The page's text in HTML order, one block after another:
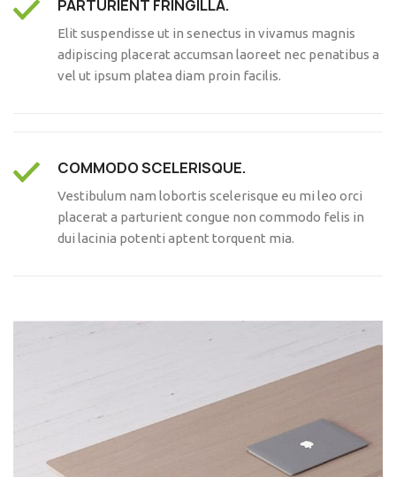
PARTURIENT FRINGILLA.
Elit suspendisse ut in senectus in vivamus magnis
adipiscing placerat accumsan laoreet nec penatibus a
vel ut ipsum platea diam proin facilis.
COMMODO SCELERISQUE.
Vestibulum nam lobortis scelerisque eu mi leo orci
placerat a parturient congue non commodo felis in
dui lacinia potenti aptent torquent mia.